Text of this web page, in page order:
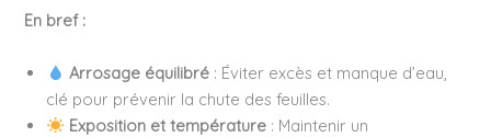
En bref :
Arrosage équilibré : Éviter excès et manque d’eau,
clé pour prévenir la chute des feuilles.
Exposition et température : Maintenir un